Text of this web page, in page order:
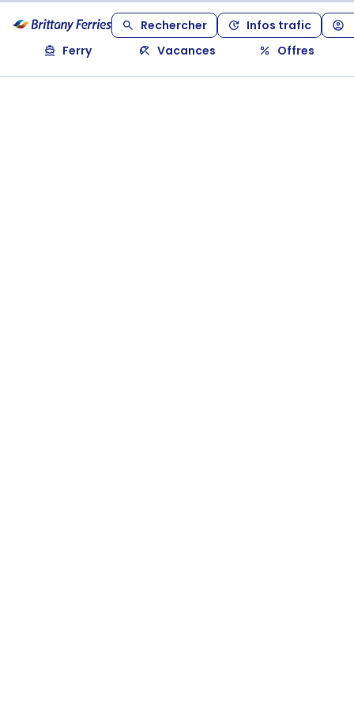
Rechercher
Infos trafic
Ferry
Vacances Offres